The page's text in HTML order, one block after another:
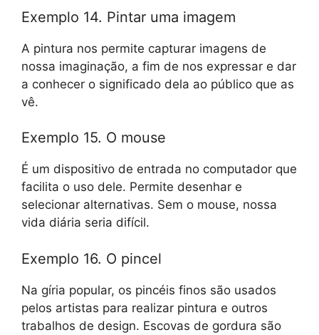
Exemplo 14. Pintar uma imagem
A pintura nos permite capturar imagens de
nossa imaginação, a fim de nos expressar e dar
a conhecer o significado dela ao público que as
vê.
Exemplo 15. O mouse
É um dispositivo de entrada no computador que
facilita o uso dele. Permite desenhar e
selecionar alternativas. Sem o mouse, nossa
vida diária seria difícil.
Exemplo 16. O pincel
Na gíria popular, os pincéis finos são usados ​​
pelos artistas para realizar pintura e outros
trabalhos de design. Escovas de gordura são